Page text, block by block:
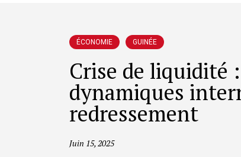
ÉCONOMIE GUINÉE
Crise de liquidité
dynamiques
redressement
Juin 15, 2025